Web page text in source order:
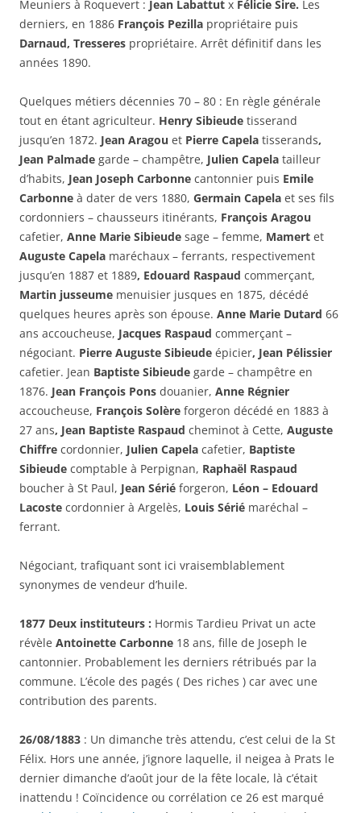
Meuniers à Roquevert : Jean Labattut x Félicie Sire. Les
derniers, en 1886 François Pezilla propriétaire puis
Darnaud, Tresseres propriétaire. Arrêt définitif dans les
années 1890.
Quelques métiers décennies 70 – 80 : En règle générale
tout en étant agriculteur. Henry Sibieude tisserand
jusqu’en 1872. Jean Aragou et Pierre Capela tisserands,
Jean Palmade garde – champêtre, Julien Capela tailleur
d’habits, Jean Joseph Carbonne cantonnier puis Emile
Carbonne à dater de vers 1880, Germain Capela et ses fils
cordonniers – chausseurs itinérants, François Aragou
cafetier, Anne Marie Sibieude sage – femme, Mamert et
Auguste Capela maréchaux – ferrants, respectivement
jusqu’en 1887 et 1889, Edouard Raspaud commerçant,
Martin jusseume menuisier jusques en 1875, décédé
quelques heures après son épouse. Anne Marie Dutard 66
ans accoucheuse, Jacques Raspaud commerçant –
négociant. Pierre Auguste Sibieude épicier, Jean Pélissier
cafetier. Jean Baptiste Sibieude garde – champêtre en
1876. Jean François Pons douanier, Anne Régnier
accoucheuse, François Solère forgeron décédé en 1883 à
27 ans, Jean Baptiste Raspaud cheminot à Cette, Auguste
Chiffre cordonnier, Julien Capela cafetier, Baptiste
Sibieude comptable à Perpignan, Raphaël Raspaud
boucher à St Paul, Jean Sérié forgeron, Léon – Edouard
Lacoste cordonnier à Argelès, Louis Sérié maréchal –
ferrant.
Négociant, trafiquant sont ici vraisemblablement
synonymes de vendeur d’huile.
1877 Deux instituteurs : Hormis Tardieu Privat un acte
révèle Antoinette Carbonne 18 ans, fille de Joseph le
cantonnier. Probablement les derniers rétribués par la
commune. L’école des pagés ( Des riches ) car avec une
contribution des parents.
26/08/1883 : Un dimanche très attendu, c’est celui de la St
Félix. Hors une année, j’ignore laquelle, il neigea à Prats le
dernier dimanche d’août jour de la fête locale, là c’était
inattendu ! Coïncidence ou corrélation ce 26 est marqué